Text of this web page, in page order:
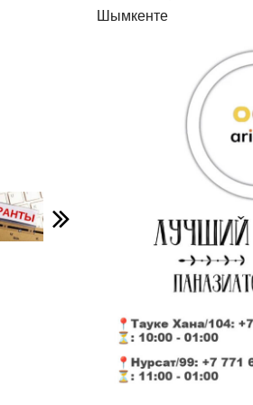
Шымкенте